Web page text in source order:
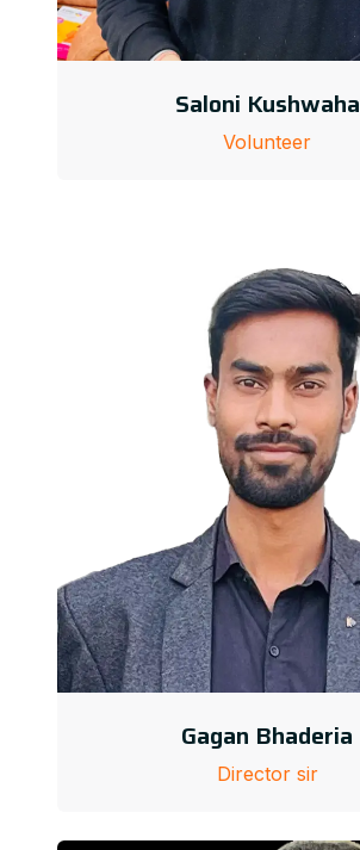
Saloni Kushwaha
Volunteer
Gagan Bhaderia
Director sir